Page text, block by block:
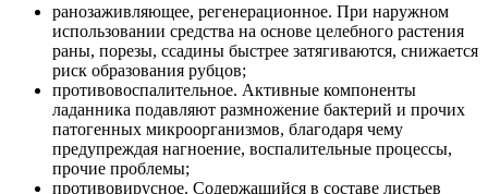
ранозаживляющее, регенерационное. При наружном
использовании средства на основе целебного растения
раны, порезы, ссадины быстрее затягиваются, снижается
риск образования рубцов;
противовоспалительное. Активные компоненты
ладанника подавляют размножение бактерий и прочих
патогенных микроорганизмов, благодаря чему
предупреждая нагноение, воспалительные процессы,
прочие проблемы;
противовирусное. Содержащийся в составе листьев